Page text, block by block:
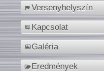
Versenyhelyszín
Kapcsolat
Galéria
Eredmények